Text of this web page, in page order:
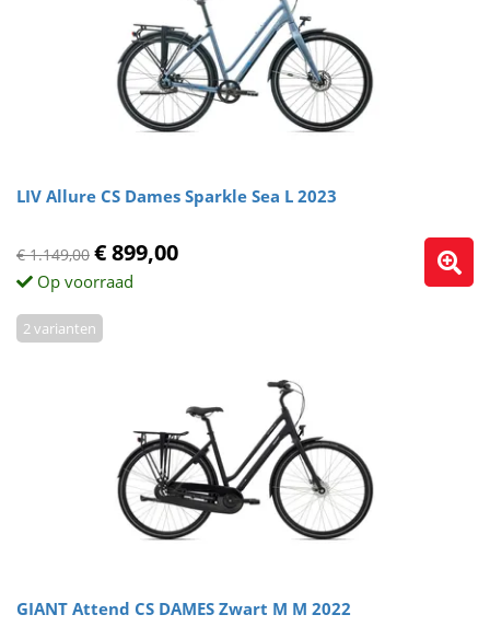
LIV Allure CS Dames Sparkle Sea L 2023
€ 1.149,00 € 899,00
Op voorraad
GIANT Attend CS DAMES Zwart M M 2022
2 varianten